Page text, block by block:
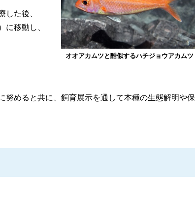
オオアカムツと酷似するハチジョウアカムツ
した後、
に移動し、
めると共に、飼育展示を通して本種の生態解明や保